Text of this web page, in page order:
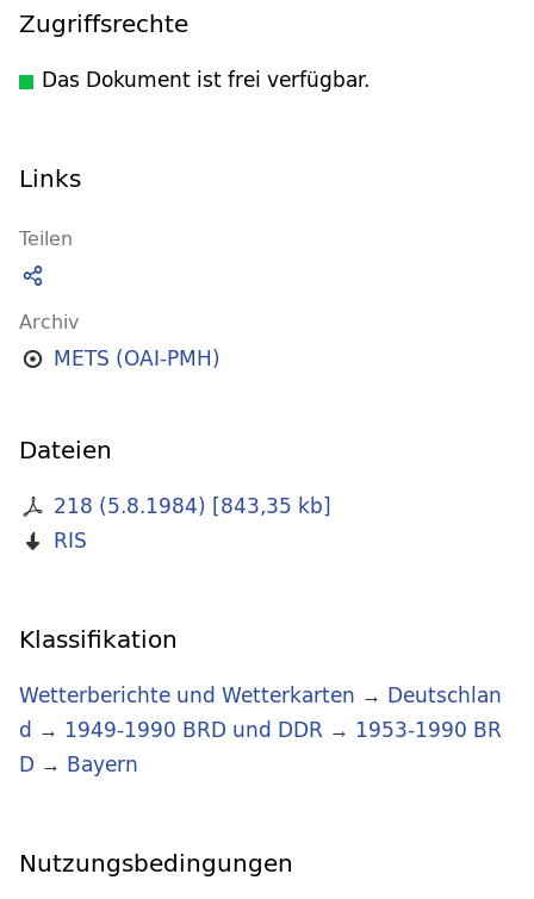
Zugriffsrechte
Das Dokument ist frei verfügbar.
Links
Teilen
Archiv
METS (OAI-PMH)
Dateien
218 (5.8.1984) [843,35 kb]
RIS
Klassifikation
Wetterberichte und Wetterkarten → Deutschlan
d → 1949-1990 BRD und DDR → 1953-1990 BR
D → Bayern
Nutzungsbedingungen